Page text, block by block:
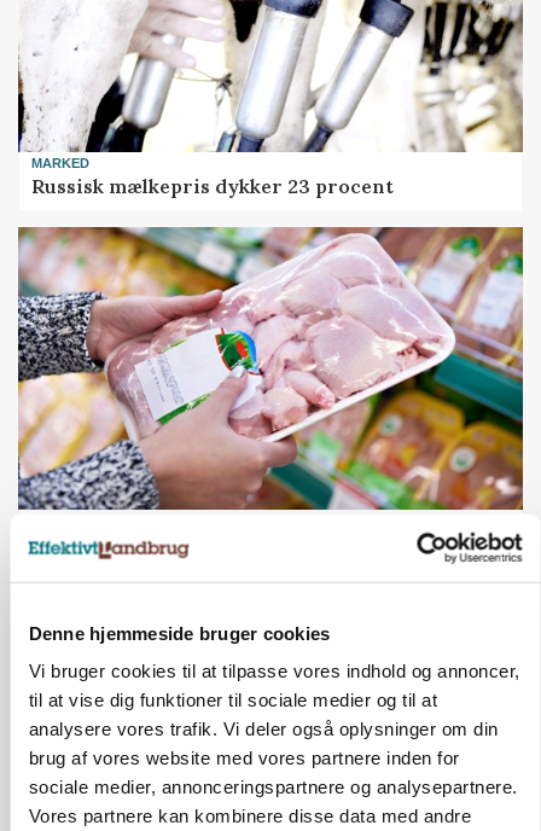
Denne hjemmeside bruger cookies
Vi bruger cookies til at tilpasse vores indhold og annoncer,
til at vise dig funktioner til sociale medier og til at
analysere vores trafik. Vi deler også oplysninger om din
brug af vores website med vores partnere inden for
sociale medier, annonceringspartnere og analysepartnere.
Vores partnere kan kombinere disse data med andre
MARKED
Russisk mælkepris dykker 23 procent
Prisgab på 20 kroner pr. kg vokser: Polsk kylling
presser markedet